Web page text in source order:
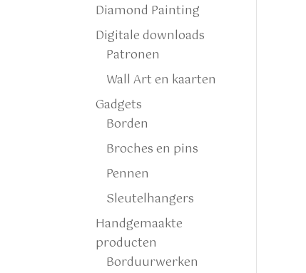
Diamond Painting
Digitale downloads
Patronen
Wall Art en kaarten
Gadgets
Borden
Broches en pins
Pennen
Sleutelhangers
Handgemaakte
producten
Borduurwerken